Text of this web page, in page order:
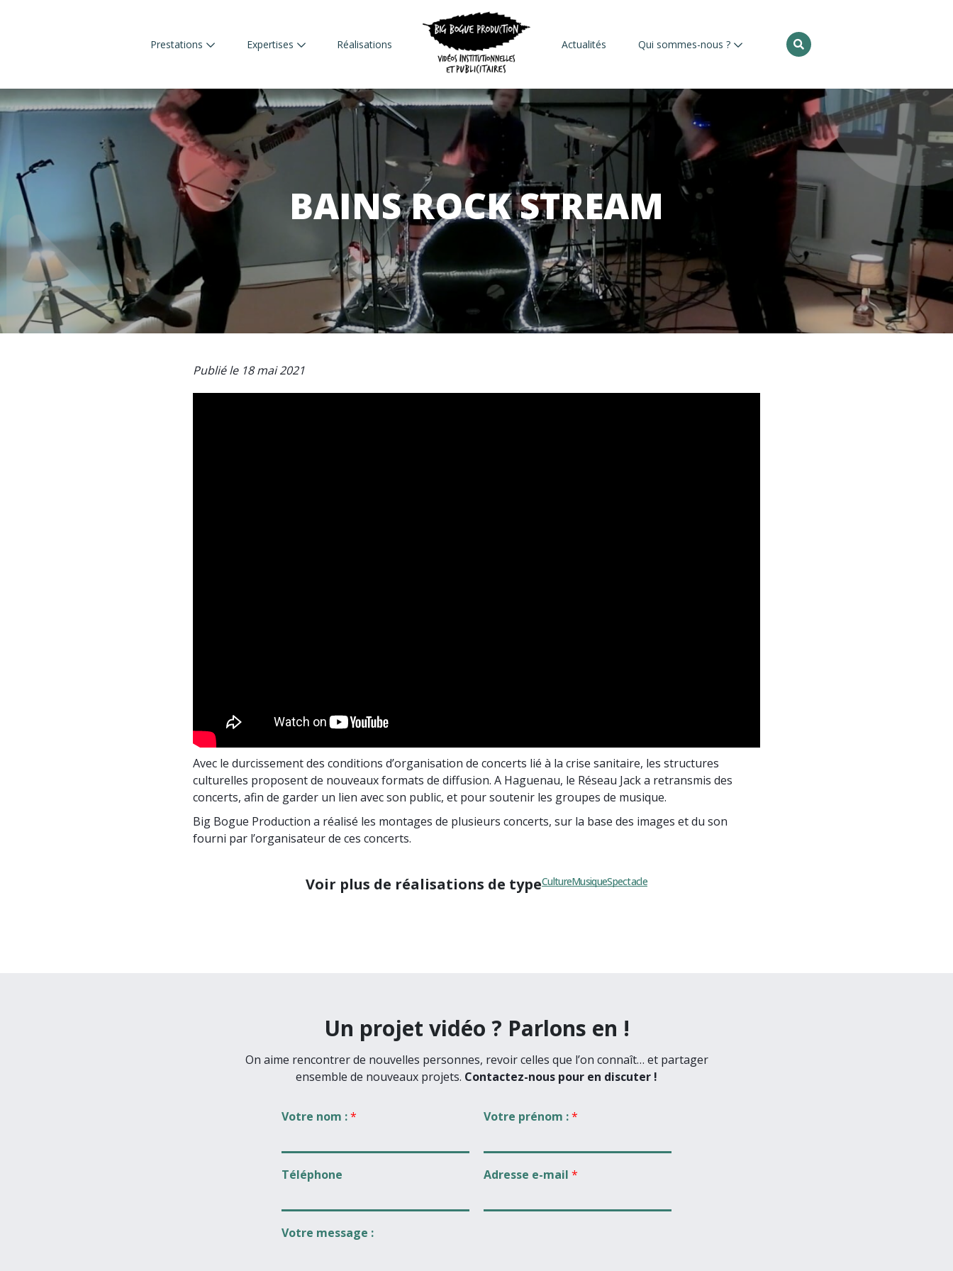
Prestations Expertises Réalisations Actualités Qui sommes-nous ?
Rechercher
BAINS ROCK STREAM
Publié le 18 mai 2021
Avec le durcissement des conditions d’organisation de concerts lié à la crise sanitaire, les structures
culturelles proposent de nouveaux formats de diffusion. A Haguenau, le Réseau Jack a retransmis des
concerts, afin de garder un lien avec son public, et pour soutenir les groupes de musique.
Big Bogue Production a réalisé les montages de plusieurs concerts, sur la base des images et du son
fourni par l’organisateur de ces concerts.
Voir plus de réalisations de typeCultureMusiqueSpectacle
Un projet vidéo ? Parlons en !
On aime rencontrer de nouvelles personnes, revoir celles que l’on connaît… et partager
ensemble de nouveaux projets. Contactez-nous pour en discuter !
Votre nom :* Votre prénom :*
Téléphone Adresse e-mail *
Votre message :